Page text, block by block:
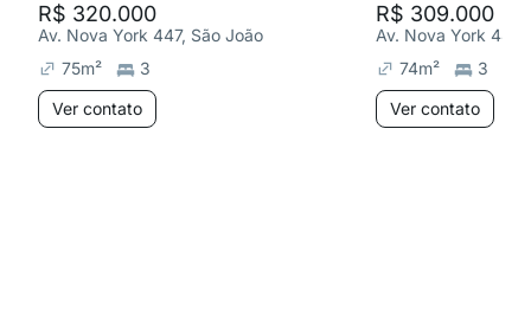
R$ 320.000
Av. Nova York 447, São João
75m²
3
Ver contato
R$ 309.000
Av. Nova York 447,
74m²
3
Ver contato